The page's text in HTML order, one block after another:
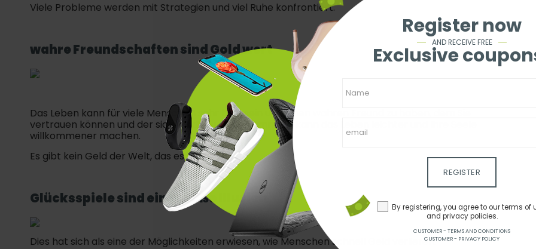
Register now
AND RECEIVE FREE
Exclusive
REGISTER
By registering, you agree to our terms of
and privacy policies.
CUSTOMER - TERMS AND CONDITIONS
CUSTOMER - PRIVACY POLICY
Viele Probleme werden mit Strategien und viel Ruhe konfrontiert.
wahre Freundschaften sind Gold wert
Das Leben kann für viele Menschen sehr hart sein und einen wahren Freund zu haben, dem Sie
vertrauen können und der sich wirklich um Sie kümmert, kann das Leben leichter und Ihre Seele
willkommener machen.
Es gibt kein Geld der Welt, das es kaufen kann.
Glücksspiele sind eine große Illusion
Dies hat sich als eine der Möglichkeiten erwiesen, wie Menschen schnell Geld verlieren.